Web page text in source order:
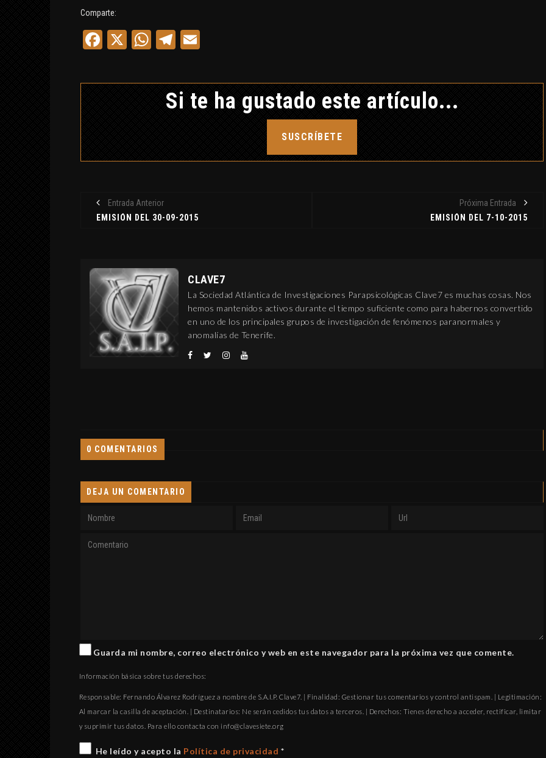
Comparte:
Facebook
X WhatsApp
Telegram
Si te ha gustado este artículo...
SUSCRÍBETE
Entrada Anterior
EMISIÓN DEL 30-09-2015
Próxima Entrada
EMISIÓN DEL 7-10-2015
CLAVE7
La Sociedad Atlántica de Investigaciones Parapsicológicas Clave7 es muchas cosas. Nos
hemos mantenidos activos durante el tiempo suficiente como para habernos convertido
en uno de los principales grupos de investigación de fenómenos paranormales y
anomalías de Tenerife.
0 COMENTARIOS
DEJA UN COMENTARIO
Guarda mi nombre, correo electrónico y web en este navegador para la próxima vez que comente.
Información básica sobre tus derechos:
Responsable: Fernando Álvarez Rodríguez a nombre de S.A.I.P. Clave7. | Finalidad: Gestionar tus comentarios y control antispam. | Legitimación:
Al marcar la casilla de aceptación. | Destinatarios: Ne serán cedidos tus datos a terceros. | Derechos: Tienes derecho a acceder, rectificar, limitar
y suprimir tus datos. Para ello contacta con gro.eteisevalc@ofni
He leído y acepto la Política de privacidad *